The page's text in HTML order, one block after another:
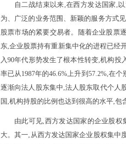
自二战结束以来,在西方发达国家,
为、广泛的业务范围、新颖的服务方式
股票市场的紧要交易者。随着企业股票
东,企业股票持有重新集中化的进程已经
入90年代形势发生了根本性转变,机构投
率已从1987年的46.6%上升到57.2%,在
逐渐向法人股东集中,法人股东取代个人
国,机构持股的比例也达到很高的水平,包
由此可见,西方发达国家的企业股
大。其一,从西方发达国家企业股权集中